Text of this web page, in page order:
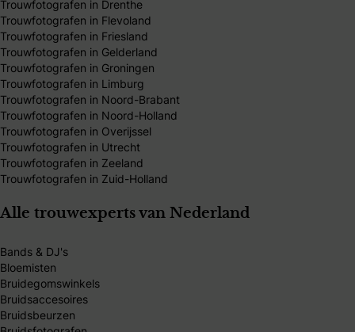
Trouwfotografen in Drenthe
Trouwfotografen in Flevoland
Trouwfotografen in Friesland
Trouwfotografen in Gelderland
Trouwfotografen in Groningen
Trouwfotografen in Limburg
Trouwfotografen in Noord-Brabant
Trouwfotografen in Noord-Holland
Trouwfotografen in Overijssel
Trouwfotografen in Utrecht
Trouwfotografen in Zeeland
Trouwfotografen in Zuid-Holland
Alle trouwexperts van Nederland
Bands & DJ's
Bloemisten
Bruidegomswinkels
Bruidsaccesoires
Bruidsbeurzen